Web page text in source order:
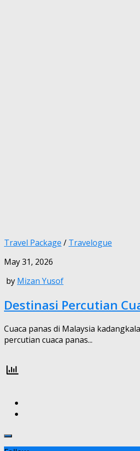
Travel Package / Travelogue
May 31, 2026
by Mizan Yusof
Destinasi Percutian
Cuaca panas di Malaysia
percutian cuaca panas...